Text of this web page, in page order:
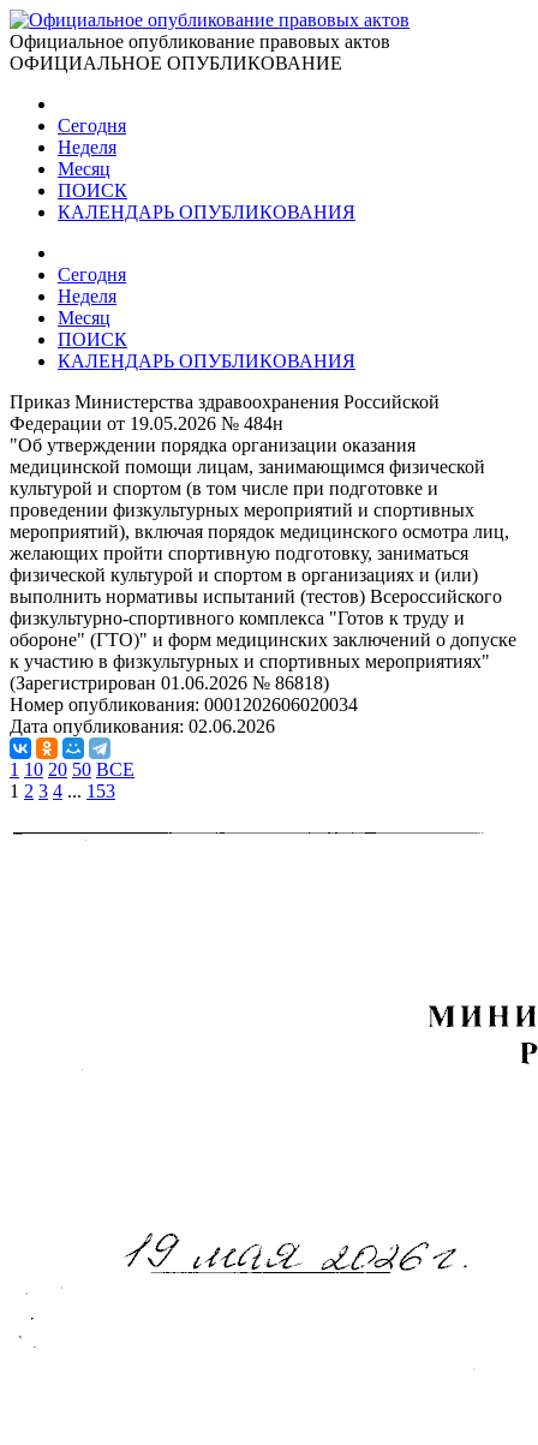
Официальное опубликование правовых актов
ОФИЦИАЛЬНОЕ ОПУБЛИКОВАНИЕ
Сегодня
Неделя
Месяц
ПОИСК
КАЛЕНДАРЬ ОПУБЛИКОВАНИЯ
Сегодня
Неделя
Месяц
ПОИСК
КАЛЕНДАРЬ ОПУБЛИКОВАНИЯ
Приказ Министерства здравоохранения Российской
Федерации от 19.05.2026 № 484н
"Об утверждении порядка организации оказания
медицинской помощи лицам, занимающимся физической
культурой и спортом (в том числе при подготовке и
проведении физкультурных мероприятий и спортивных
мероприятий), включая порядок медицинского осмотра лиц,
желающих пройти спортивную подготовку, заниматься
физической культурой и спортом в организациях и (или)
выполнить нормативы испытаний (тестов) Всероссийского
физкультурно-спортивного комплекса "Готов к труду и
обороне" (ГТО)" и форм медицинских заключений о допуске
к участию в физкультурных и спортивных мероприятиях"
(Зарегистрирован 01.06.2026 № 86818)
Номер опубликования: 0001202606020034
Дата опубликования: 02.06.2026
1 10 20 50 ВСЕ
1 2 3 4 ... 153